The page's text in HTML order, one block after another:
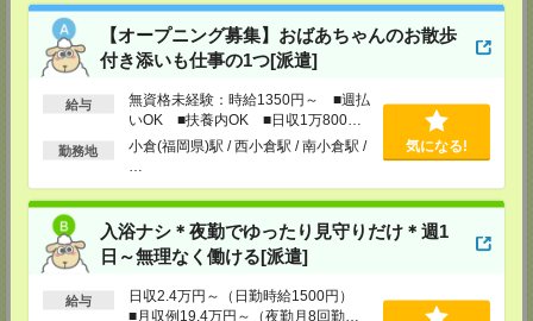
【オープニング募集】おばあちゃんのお散歩
付き添いも仕事の1つ[派遣]
給与
無資格未経験：時給1350円～ ■週払
いOK ■扶養内OK ■日収1万800円
以上
勤務地
小倉(福岡県)駅 / 西小倉駅 / 南小倉駅 /
気になる!
入浴ナシ＊夜勤でゆったり見守りだけ＊週1
日～無理なく働ける[派遣]
給与
日収2.4万円～（日勤時給1500円）
■月収例19.4万円～（夜勤月8回勤務
持ち物
【電話登録】
弊社HPよりマイページ作成をお願いします
電話での登録の際に、マイページ作成をいただいた旨をお伝えください。
所要時間
【電話登録】30分程度
・経験やご希望などをインタビュー
・お仕事のご紹介など
登録場所
ケアサービス鹿児島支店
鹿児島市加治屋町 15-9 大同生命鹿児島ビル 9F